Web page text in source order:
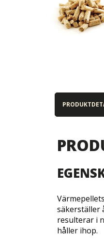
säkerställer
resulterar i
håller ihop.